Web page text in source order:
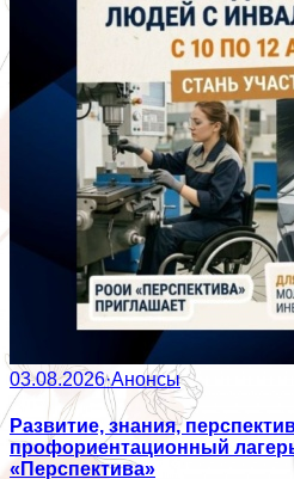
03.08.2026·Анонсы
Развитие, знания,
профориентационный
«Перспектива»